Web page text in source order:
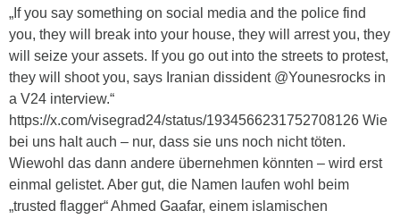
„If you say something on social media and the police find
you, they will break into your house, they will arrest you, they
will seize your assets. If you go out into the streets to protest,
they will shoot you, says Iranian dissident @Younesrocks in
a V24 interview.“
https://x.com/visegrad24/status/1934566231752708126 Wie
bei uns halt auch – nur, dass sie uns noch nicht töten.
Wiewohl das dann andere übernehmen könnten – wird erst
einmal gelistet. Aber gut, die Namen laufen wohl beim
„trusted flagger“ Ahmed Gaafar, einem islamischen